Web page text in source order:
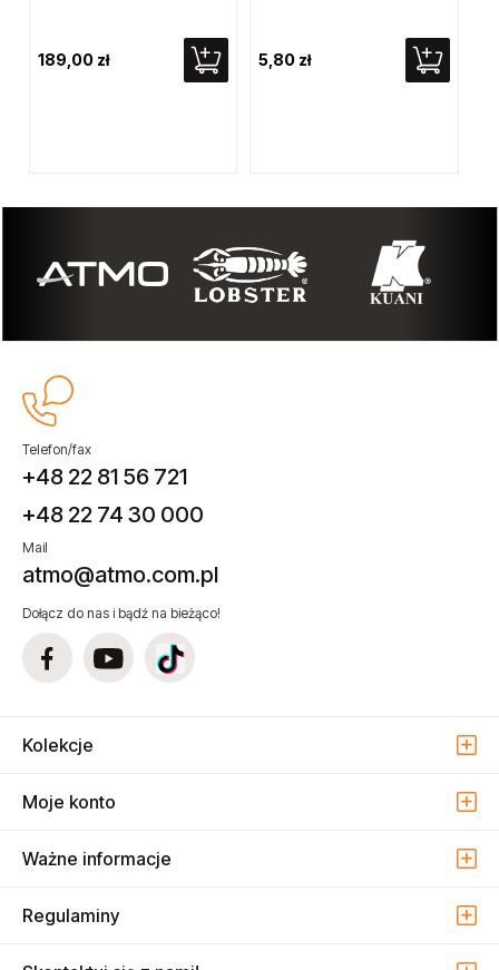
189,00 zł 5,80 zł
Telefon/fax
+48 22 81 56 721
+48 22 74 30 000
Mail
atmo@atmo.com.pl
Dołącz do nas i bądź na bieżąco!
Kolekcje
Moje konto
Ważne informacje
Regulaminy